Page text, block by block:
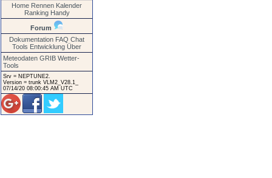
Home Rennen Kalender
Ranking Handy
Forum
Dokumentation FAQ Chat
Tools Entwicklung Über
Meteodaten GRIB Wetter-
Tools
Srv = NEPTUNE2.
Version = trunk VLM2_V28.1_
07/14/20 08:00:45 AM UTC